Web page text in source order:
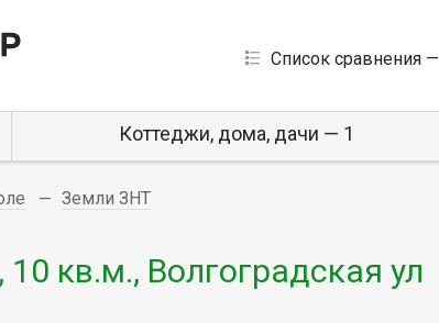
Список сравнения —
Коттеджи, дома, дачи — 1
Земли ЗНТ
кв.м., Волгоградская ул